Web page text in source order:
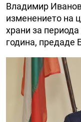
Владимир
изменението на
храни за
година, предаде